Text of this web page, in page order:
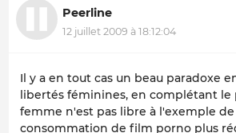
Peerline
12 juillet 2009 à 18:12:04
Il y a en tout cas un beau paradoxe
libertés féminines, en complétant le
femme n'est pas libre à l'exemple de
consommation de film porno plus